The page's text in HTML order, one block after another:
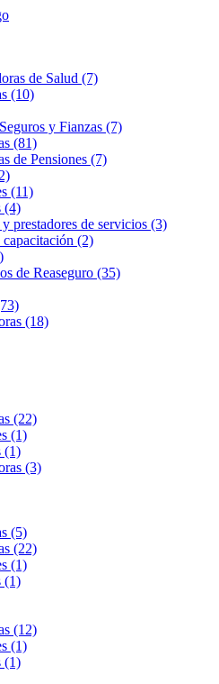
de Salud (7)
(10)
y Fianzas (7)
(81)
de Pensiones (7)
(11)
(4)
prestadores de servicios (3)
(2)
de Reaseguro (35)
(18)
(22)
(1)
(1)
(3)
(5)
(22)
(1)
(1)
(12)
(1)
(1)